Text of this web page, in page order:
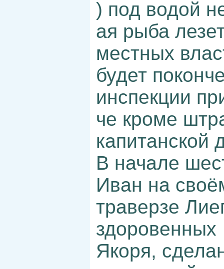
) под водой
ая рыба
местных
будет
инспекции
че кроме
капитанской
В начале
Иван на
траверзе
здоровенных
Якоря,